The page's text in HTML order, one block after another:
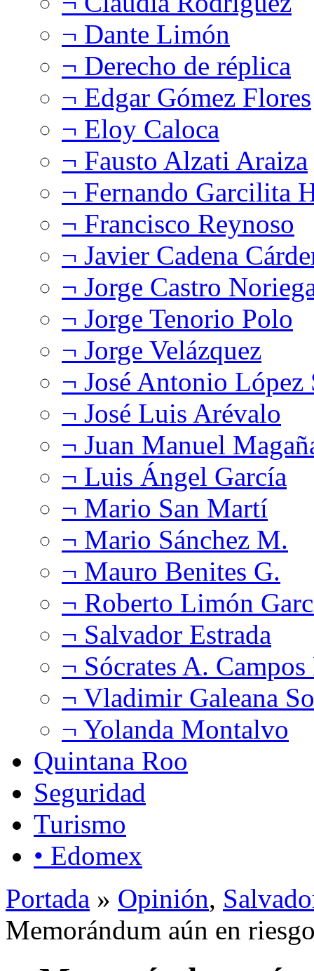
¬ Dante Limón
¬ Derecho de réplica
¬ Edgar Gómez Flores
¬ Eloy Caloca
¬ Fausto Alzati Araiza
¬ Fernando Garcilita
¬ Francisco Reynoso
¬ Javier Cadena
¬ Jorge Castro
¬ Jorge Tenorio Polo
¬ Jorge Velázquez
¬ José Antonio López
¬ José Luis Arévalo
¬ Juan Manuel
¬ Luis Ángel García
¬ Mario San Martí
¬ Mario Sánchez M.
¬ Mauro Benites G.
¬ Roberto Limón
¬ Salvador Estrada
¬ Sócrates A.
¬ Vladimir Galeana
¬ Yolanda Montalvo
Quintana Roo
Seguridad
Turismo
• Edomex
Portada » Opinión,
Memorándum aún en